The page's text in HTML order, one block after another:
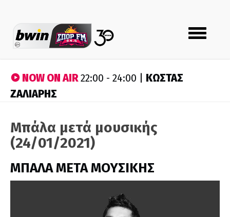
Toggle
navigation
NOW ON AIR22:00 - 24:00 | ΚΩΣΤΑΣ
ΖΑΛΙΑΡΗΣ
Μπάλα μετά μουσικής
(24/01/2021)
ΜΠΑΛΑ ΜΕΤΑ ΜΟΥΣΙΚΗΣ